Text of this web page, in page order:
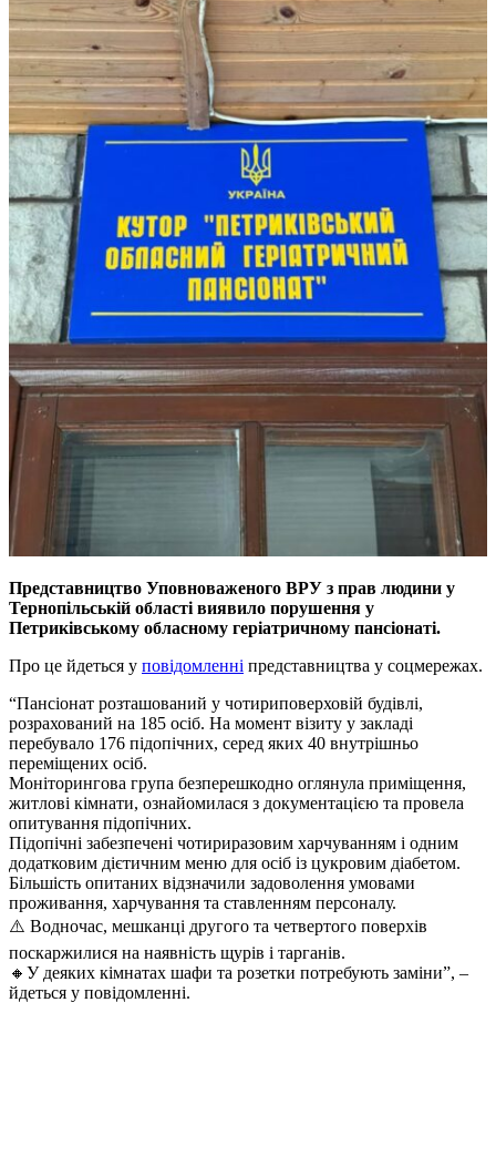
Представництво Уповноваженого ВРУ з прав людини у
Тернопільській області виявило порушення у
Петриківському обласному геріатричному пансіонаті.
Про це йдеться у повідомленні представництва у соцмережах.
“Пансіонат розташований у чотириповерховій будівлі,
розрахований на 185 осіб. На момент візиту у закладі
перебувало 176 підопічних, серед яких 40 внутрішньо
переміщених осіб.
Моніторингова група безперешкодно оглянула приміщення,
житлові кімнати, ознайомилася з документацією та провела
опитування підопічних.
Підопічні забезпечені чотириразовим харчуванням і одним
додатковим дієтичним меню для осіб із цукровим діабетом.
Більшість опитаних відзначили задоволення умовами
проживання, харчування та ставленням персоналу.
⚠️ Водночас, мешканці другого та четвертого поверхів
поскаржилися на наявність щурів і тарганів.
🔸️У деяких кімнатах шафи та розетки потребують заміни”, –
йдеться у повідомленні.